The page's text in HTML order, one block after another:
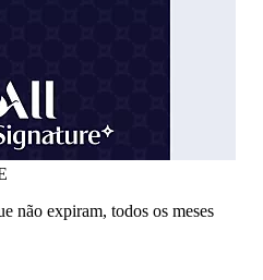
não expiram, todos os meses